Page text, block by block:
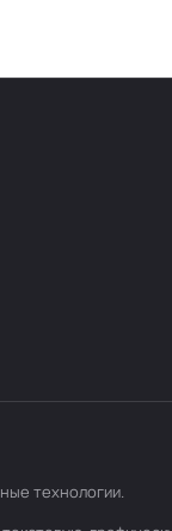
технологии.